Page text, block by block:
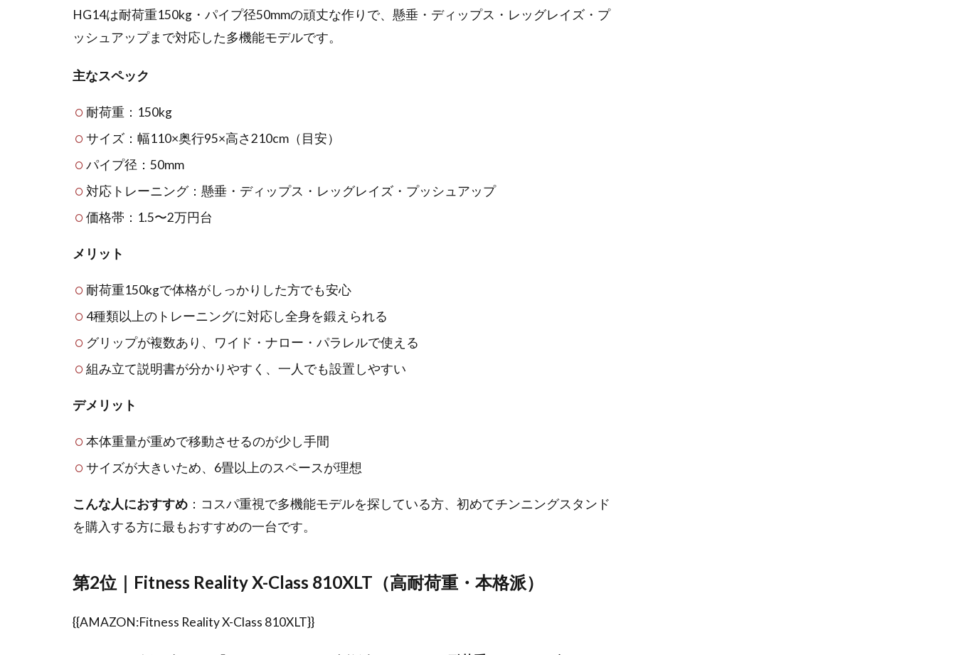
HG14は耐荷重150kg・パイプ径50mmの頑丈な作りで、懸垂・ディップス・レッグレイズ・プ
ッシュアップまで対応した多機能モデルです。
主なスペック
耐荷重：150kg
サイズ：幅110×奥行95×高さ210cm（目安）
パイプ径：50mm
対応トレーニング：懸垂・ディップス・レッグレイズ・プッシュアップ
価格帯：1.5〜2万円台
メリット
耐荷重150kgで体格がしっかりした方でも安心
4種類以上のトレーニングに対応し全身を鍛えられる
グリップが複数あり、ワイド・ナロー・パラレルで使える
組み立て説明書が分かりやすく、一人でも設置しやすい
デメリット
本体重量が重めで移動させるのが少し手間
サイズが大きいため、6畳以上のスペースが理想
こんな人におすすめ ：コスパ重視で多機能モデルを探している方、初めてチンニングスタンド
を購入する方に最もおすすめの一台です。
第2位｜Fitness Reality X-Class 810XLT（高耐荷重・本格派）
{{AMAZON:Fitness Reality X-Class 810XLT}}